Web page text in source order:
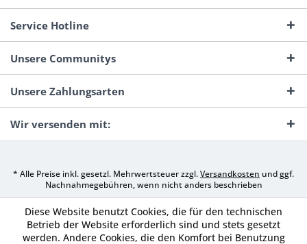
Service Hotline
Unsere Communitys
Unsere Zahlungsarten
Wir versenden mit:
* Alle Preise inkl. gesetzl. Mehrwertsteuer zzgl.Versandkosten und ggf.
Nachnahmegebühren, wenn nicht anders beschrieben
Diese Website benutzt Cookies, die für den technischen
Betrieb der Website erforderlich sind und stets gesetzt
werden. Andere Cookies, die den Komfort bei Benutzung